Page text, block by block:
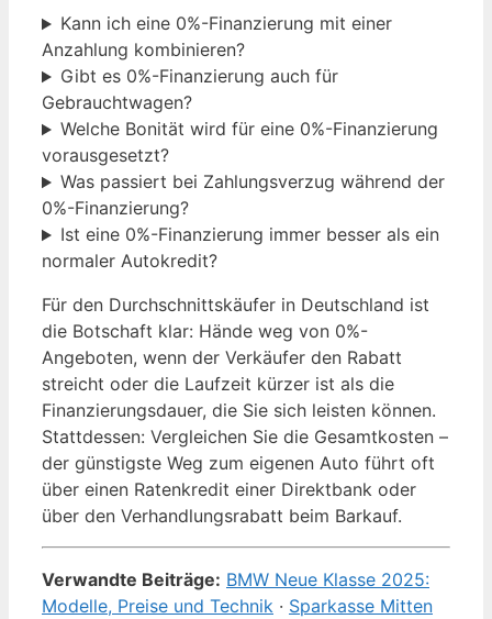
Kann ich eine 0%-Finanzierung mit einer
Anzahlung kombinieren?
Gibt es 0%-Finanzierung auch für
Gebrauchtwagen?
Welche Bonität wird für eine 0%-Finanzierung
vorausgesetzt?
Was passiert bei Zahlungsverzug während der
0%-Finanzierung?
Ist eine 0%-Finanzierung immer besser als ein
normaler Autokredit?
Für den Durchschnittskäufer in Deutschland ist
die Botschaft klar: Hände weg von 0%-
Angeboten, wenn der Verkäufer den Rabatt
streicht oder die Laufzeit kürzer ist als die
Finanzierungsdauer, die Sie sich leisten können.
Stattdessen: Vergleichen Sie die Gesamtkosten –
der günstigste Weg zum eigenen Auto führt oft
über einen Ratenkredit einer Direktbank oder
über den Verhandlungsrabatt beim Barkauf.
Verwandte Beiträge: BMW Neue Klasse 2025:
Modelle, Preise und Technik · Sparkasse Mitten